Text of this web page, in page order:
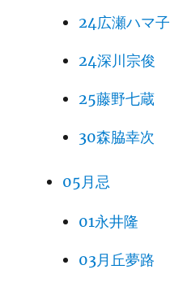
24広瀬ハマ子
24深川宗俊
25藤野七蔵
30森脇幸次
05月忌
01永井隆
03月丘夢路